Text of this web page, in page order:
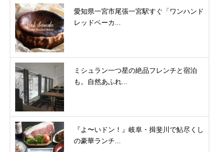
愛知県一宮市尾張一宮駅すぐ「ワンハンド
レッドベーカ...
ミシュラン一つ星の絶品フレンチと宿泊
も。自然あふれ...
『よ〜いドン！』岐阜・揖斐川で鮎尽くし
の豪華ランチ...